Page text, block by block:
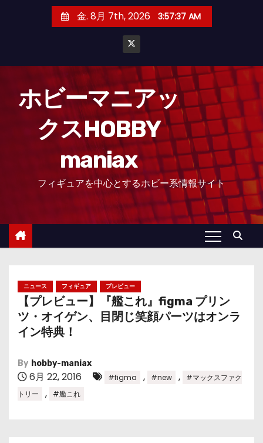
金. 8月 7th, 2026 3:57:38 AM
ホビーマニアッ
クスHOBBY
maniax
フィギュアを中心とするホビー系情報サイト
ニュース フィギュア プレビュー
【プレビュー】『艦これ』figma プリン
ツ・オイゲン、目閉じ笑顔パーツはオンラ
イン特典！
By hobby-maniax
6月 22, 2016 #figma , #new ,
#マックスファク
トリー
, #艦これ